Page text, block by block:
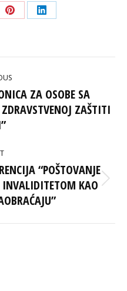
Share
Pinterest
Share
LinkedIn
ZA OSOBE SA
ZAŠTITI
“POŠTOVANJE
INVALIDITETOM KAO